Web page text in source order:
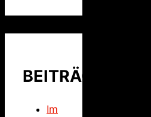
BEITRÄGE
Im